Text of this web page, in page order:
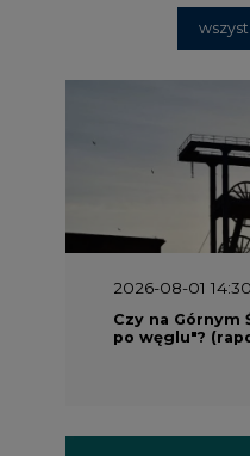
2026-08-01 14:30
Czy na Górnym
po węglu"?